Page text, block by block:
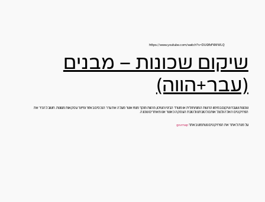
https://www.youtube.com/watch?v=DUGfbFKMWLQ
שיקום שכונות – מבנים
(עבר+הווה)
שכונות שעברו שיקום במימון הרשות המוניציפלית או משרד הבינוי והשיכון, מהוות מוקד מצוין אשר מעלה את ערך הנכסים באזור ומייצר עסקאות מגוונות. חשוב להכיר את
הפרויקטים האלה ולנצל אותם לטובתנו ולטובת העסקה כאשר אנו מאתרים שכונה.
על מנת לאתר את הפרויקטים נשתמש באתרgovmap